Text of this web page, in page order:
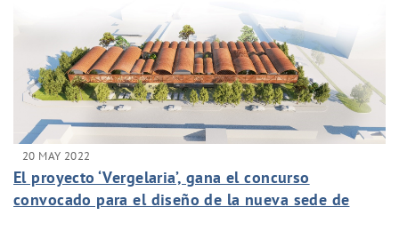
20 MAY 2022
El proyecto ‘Vergelaria’, gana el concurso
convocado para el diseño de la nueva sede de